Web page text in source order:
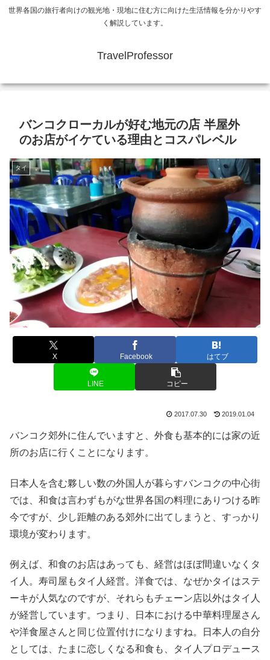
世界各国の旅行者向けの観光地・現地に住む方に向けた生活情報を分かりやす
く解説しています。
TravelProfessor
バンコクローカルが好む地元の店 半屋外
のお店がイケている理由とコスパレベル
タイ
X Facebook はてブ
LINE コピー
2017.07.30 2019.01.04
バンコク郊外に住んでいますと、外食も基本的には家の近
所のお店に行くことになります。
日本人を含む夥しい数の外国人が暮らすバンコクの中心街
では、和食は言わずもがな世界各国の料理にありつける昨
今ですが、少し距離のある郊外に出てしまうと、すっかり
環境が変わります。
例えば、和食のお店はあっても、経営はほぼ間違いなくタ
イ人。寿司屋もタイ人経営。洋食では、なぜかタイはステ
ーキが人気なのですが、それらもチェーン店以外はタイ人
が経営しています。つまり、日本における中華料理屋さん
や洋食屋さんと同じ位置付けになりますね。日本人の自分
としては、たまに恋しくなる和食も、タイ人プロデュース